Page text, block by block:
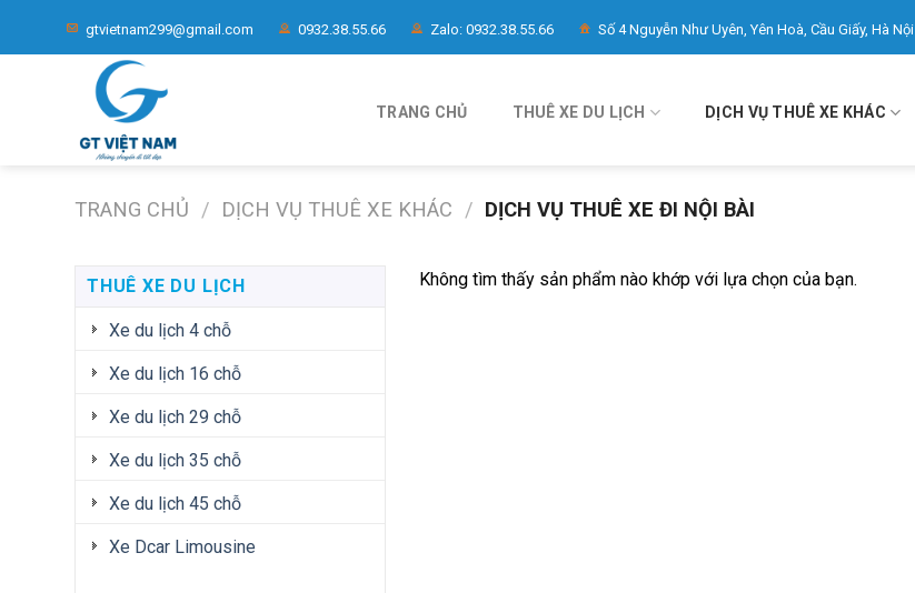
gtvietnam299@gmail.com 0932.38.55.66 Zalo: 0932.38.55.66 Số 4 Nguyễn Như Uyên, Yên Hoà, Cầu Giấy, Hà Nội
TRANG CHỦ THUÊ XE DU LỊCH DỊCH VỤ THUÊ XE KHÁC
TRANG CHỦ / DỊCH VỤ THUÊ XE KHÁC / DỊCH VỤ THUÊ XE ĐI NỘI BÀI
THUÊ XE DU LỊCH
Xe du lịch 4 chỗ
Xe du lịch 16 chỗ
Xe du lịch 29 chỗ
Xe du lịch 35 chỗ
Xe du lịch 45 chỗ
Xe Dcar Limousine
Không tìm thấy sản phẩm nào khớp với lựa chọn của bạn.